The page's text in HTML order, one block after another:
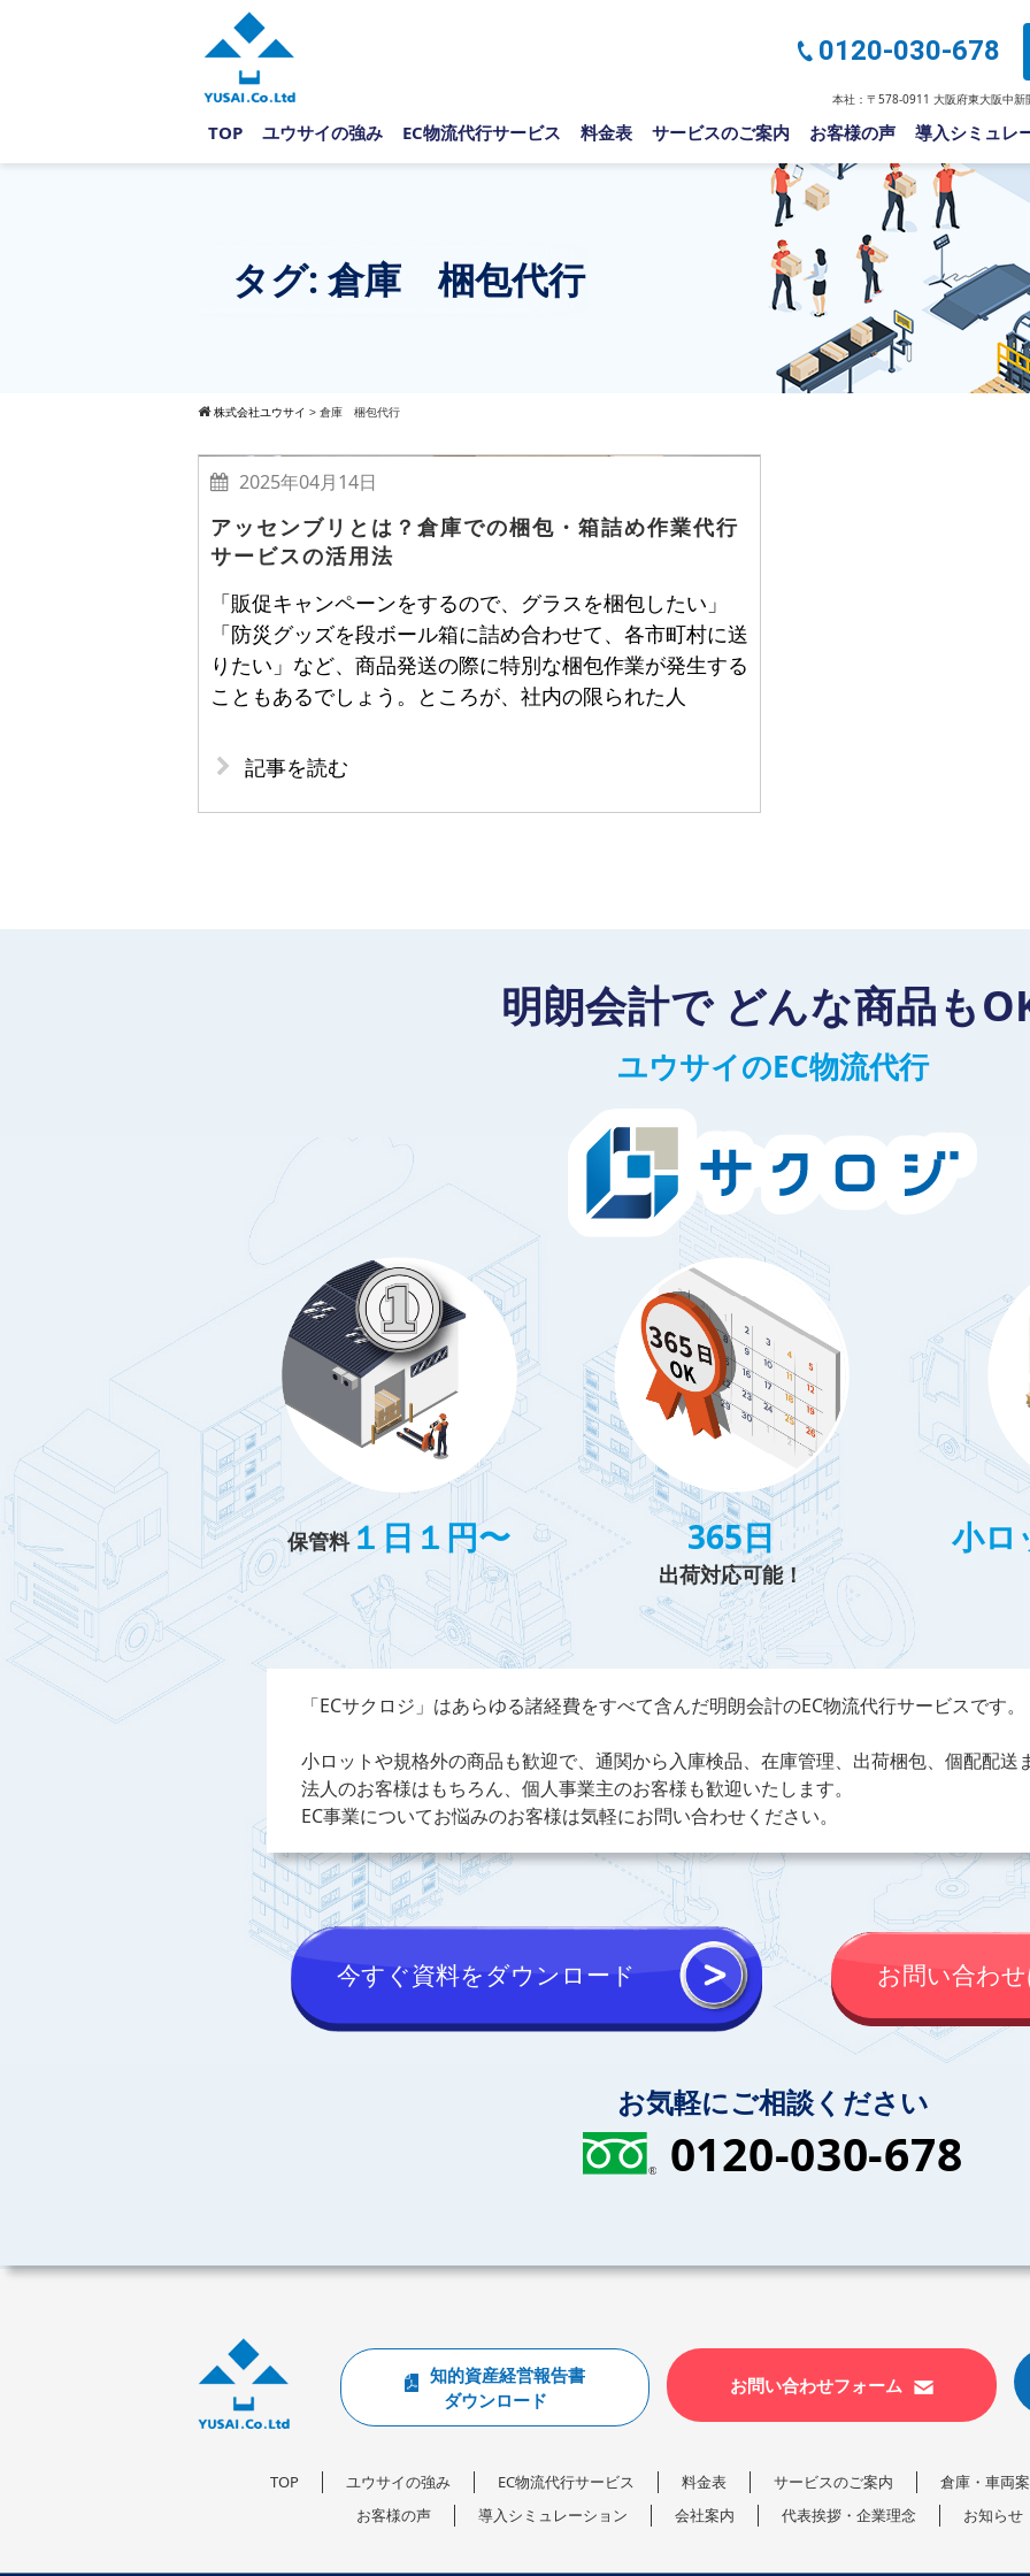
0120-030-678
本社：〒578-0911 大阪府東大阪中
TOP ユウサイの強み EC物流代行サービス 料金表 サービスのご案内 お客様の声 導入シミュレ
タグ: 倉庫 梱包代行
株式会社ユウサイ > 倉庫 梱包代行
2025年04月14日
アッセンブリとは？倉庫での梱包・箱詰め作業代行
サービスの活用法
「販促キャンペーンをするので、グラスを梱包したい」
「防災グッズを段ボール箱に詰め合わせて、各市町村に送
りたい」など、商品発送の際に特別な梱包作業が発生する
こともあるでしょう。ところが、社内の限られた人
記事を読む
明朗会計でどんな商品も
ユウサイのEC物流代行
保管料１日１円〜 365日
出荷対応可能！
小ロ
「ECサクロジ」はあらゆる諸経費をすべて含んだ明朗会計のEC物流代行サービスです。
小ロットや規格外の商品も歓迎で、通関から入庫検品、在庫管理、出荷梱包、個配配送
法人のお客様はもちろん、個人事業主のお客様も歓迎いたします。
EC事業についてお悩みのお客様は気軽にお問い合わせください。
今すぐ資料をダウンロード お問い合わ
お気軽にご相談ください
0120-030-678
知的資産経営報告書
ダウンロード
お問い合わせフォーム
TOP ユウサイの強み EC物流代行サービス 料金表 サービスのご案内
倉庫・車両
お客様の声
導入シミュレーション 会社案内 代表挨拶・企業理念 お知らせ